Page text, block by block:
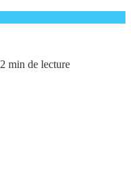
2 min de lecture